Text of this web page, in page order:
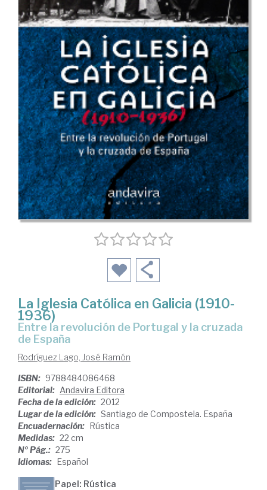
La Iglesia Católica en Galicia (1910-
1936)
entre la revolución de Portugal y la cruzada
de España
Rodríguez Lago, José Ramón
ISBN: 9788484086468
Editorial: Andavira Editora
Fecha de la edición: 2012
Lugar de la edición: Santiago de Compostela. España
Encuadernación: Rústica
Medidas: 22 cm
Nº Pág.: 275
Idiomas: Español
Papel: Rústica